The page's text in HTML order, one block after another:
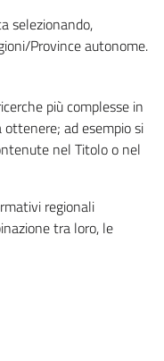
selezionando,
Province autonome.
più complesse in
ad esempio si
nel Titolo o nel
regionali
tra loro, le